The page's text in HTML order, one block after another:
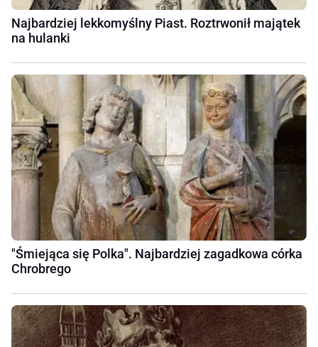
Najbardziej lekkomyślny Piast. Roztrwonił majątek
na hulanki
"Śmiejąca się Polka". Najbardziej zagadkowa córka
Chrobrego